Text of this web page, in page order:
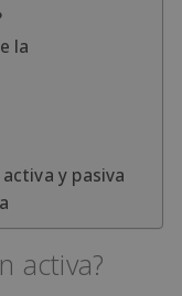
la
y pasiva
activa?